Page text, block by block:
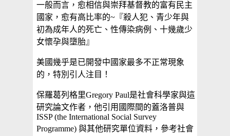
一般而言，愈相信與崇拜基督教的富有民主
國家，愈有高比率的~『殺人犯、青少年與
初為成年人的死亡、性傳染病例、十幾歲少
女懷孕與墮胎』
美國幾乎是已開發中國家最多不正常現象
的，特別引人注目！
保羅葛列格里Gregory Paul是社會科學家與這
研究論文作者，他引用國際間的蓋洛普與
ISSP (the International Social Survey
Programme) 與其他研究單位資料，參考社會